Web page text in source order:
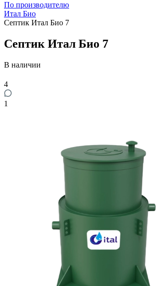
По производителю
Итал Био
Септик Итал Био 7
Септик Итал Био 7
В наличии
4
1